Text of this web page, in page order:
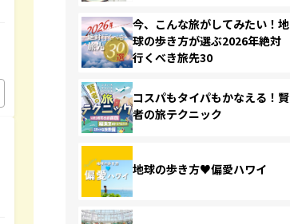
今、こんな旅がしてみたい！地
球の歩き方が選ぶ2026年絶対
行くべき旅先30
コスパもタイパもかなえる！賢
者の旅テクニック
地球の歩き方♥偏愛ハワイ